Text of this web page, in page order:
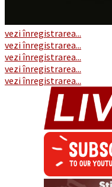
vezi înregistrarea...
vezi înregistrarea...
vezi înregistrarea...
vezi înregistrarea...
vezi înregistrarea...